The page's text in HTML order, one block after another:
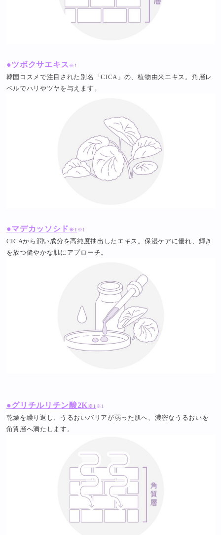
●ツボクサエキス ※1
韓国コスメで注目された別名「CICA」の、植物由来エキス。角層レ
ベルでハリやツヤを与えます。
●マデカッソシド ※1※1
CICAから潤い成分を高純度抽出したエキス。保湿ケアに優れ、輝き
を放つ健やかな肌にアプローチ。
●グリチルリチン酸2K※1 ※1
乾燥を繰り返し、うるおいバリアが弱った肌へ、濃密なうるおいを
角質層へ満たします。